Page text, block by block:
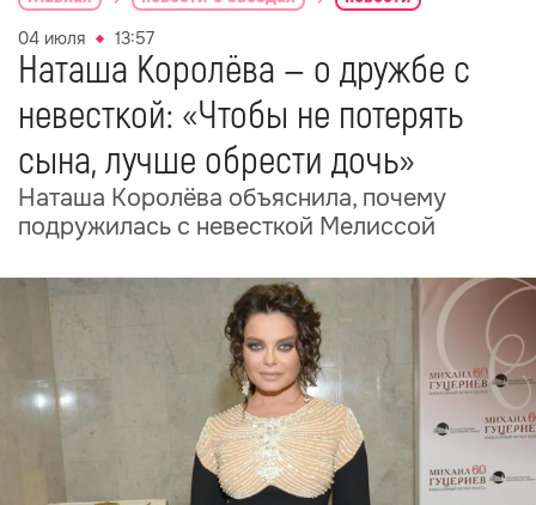
04 июля 13:57
Наташа Королёва — о дружбе с
невесткой: «Чтобы не потерять
сына, лучше обрести дочь»
Наташа Королёва объяснила, почему
подружилась с невесткой Мелиссой